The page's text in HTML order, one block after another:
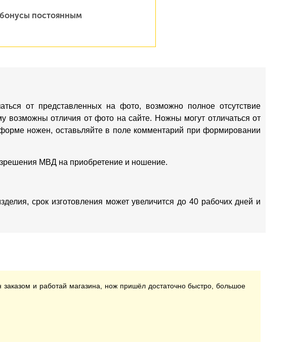
постоянным
от представленных на фото, возможно полное отсутствие
возможны отличия от фото на сайте. Ножны могут отличаться от
ножен, оставьляйте в поле комментарий при формировании
МВД на приобретение и ношение.
срок изготовления может увеличится до 40 рабочих дней и
заказом и работай магазина, нож пришёл достаточно быстро, большое